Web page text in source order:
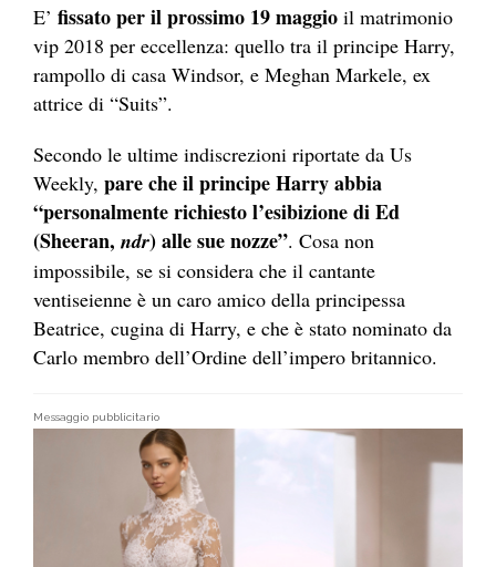
E’ fissato per il prossimo 19 maggio il matrimonio
vip 2018 per eccellenza: quello tra il principe Harry,
rampollo di casa Windsor, e Meghan Markele, ex
attrice di “Suits”.
Secondo le ultime indiscrezioni riportate da Us
Weekly, pare che il principe Harry abbia
“personalmente richiesto l’esibizione di Ed
(Sheeran, ndr) alle sue nozze”. Cosa non
impossibile, se si considera che il cantante
ventiseienne è un caro amico della principessa
Beatrice, cugina di Harry, e che è stato nominato da
Carlo membro dell’Ordine dell’impero britannico.
Messaggio pubblicitario